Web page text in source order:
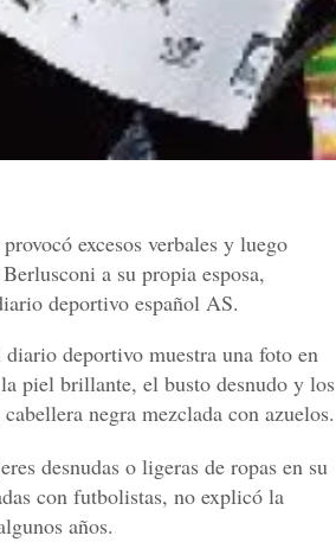
excesos verbales y luego
a su propia esposa,
deportivo español AS.
deportivo muestra una foto en
piel brillante, el busto desnudo y los
negra mezclada con azuelos.
desnudas o ligeras de ropas en su
con futbolistas, no explicó la
años.